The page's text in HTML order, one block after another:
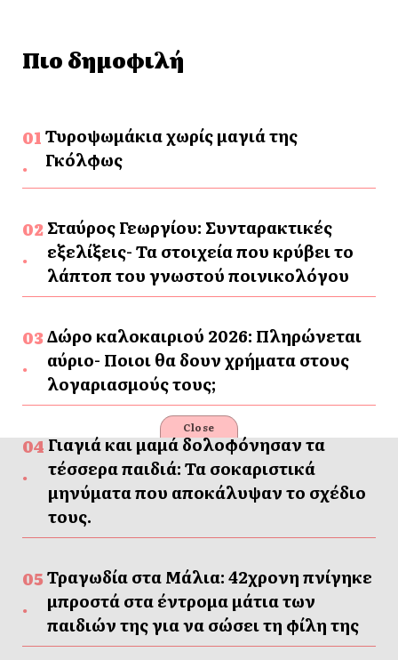
Πιο δημοφιλή
Τυροψωμάκια χωρίς μαγιά της
Γκόλφως
Σταύρος Γεωργίου: Συνταρακτικές
εξελίξεις- Τα στοιχεία που κρύβει το
λάπτοπ του γνωστού ποινικολόγου
Δώρο καλοκαιριού 2026: Πληρώνεται
αύριο- Ποιοι θα δουν χρήματα στους
λογαριασμούς τους;
Γιαγιά και μαμά δολοφόνησαν τα
τέσσερα παιδιά: Τα σοκαριστικά
μηνύματα που αποκάλυψαν το σχέδιο
τους.
Τραγωδία στα Μάλια: 42χρονη πνίγηκε
μπροστά στα έντρομα μάτια των
παιδιών της για να σώσει τη φίλη της
Close